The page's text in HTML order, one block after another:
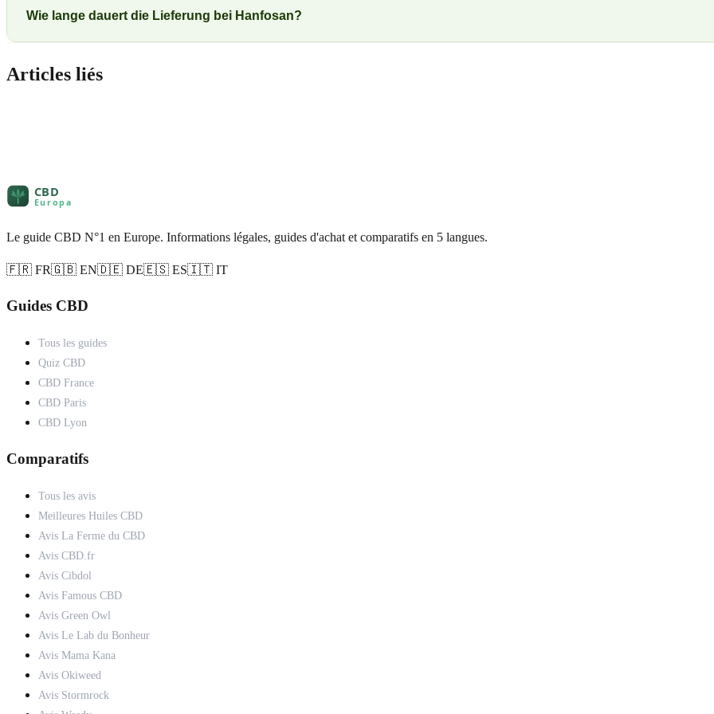
Wie lange dauert die Lieferung bei Hanfosan?
Articles liés
Le guide CBD N°1 en Europe. Informations légales, guides d'achat et comparatifs en 5 langues.
🇫🇷 FR🇬🇧 EN🇩🇪 DE🇪🇸 ES🇮🇹 IT
Guides CBD
Tous les guides
Quiz CBD
CBD France
CBD Paris
CBD Lyon
Comparatifs
Tous les avis
Meilleures Huiles CBD
Avis La Ferme du CBD
Avis CBD.fr
Avis Cibdol
Avis Famous CBD
Avis Green Owl
Avis Le Lab du Bonheur
Avis Mama Kana
Avis Okiweed
Avis Stormrock